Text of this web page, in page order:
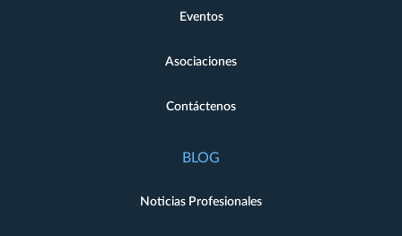
Eventos
Asociaciones
Contáctenos
BLOG
Noticias Profesionales